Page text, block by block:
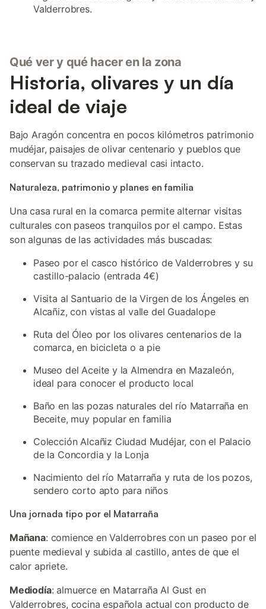
Valderrobres.
Qué ver y qué hacer en la zona
Historia, olivares y un día
ideal de viaje
Bajo Aragón concentra en pocos kilómetros patrimonio
mudéjar, paisajes de olivar centenario y pueblos que
conservan su trazado medieval casi intacto.
Naturaleza, patrimonio y planes en familia
Una casa rural en la comarca permite alternar visitas
culturales con paseos tranquilos por el campo. Estas
son algunas de las actividades más buscadas:
Paseo por el casco histórico de Valderrobres y su
castillo-palacio (entrada 4€)
Visita al Santuario de la Virgen de los Ángeles en
Alcañiz, con vistas al valle del Guadalope
Ruta del Óleo por los olivares centenarios de la
comarca, en bicicleta o a pie
Museo del Aceite y la Almendra en Mazaleón,
ideal para conocer el producto local
Baño en las pozas naturales del río Matarraña en
Beceite, muy popular en familia
Colección Alcañiz Ciudad Mudéjar, con el Palacio
de la Concordia y la Lonja
Nacimiento del río Matarraña y ruta de los pozos,
sendero corto apto para niños
Una jornada tipo por el Matarraña
Mañana: comience en Valderrobres con un paseo por el
puente medieval y subida al castillo, antes de que el
calor apriete.
Mediodía: almuerce en Matarraña Al Gust en
Valderrobres, cocina española actual con producto de